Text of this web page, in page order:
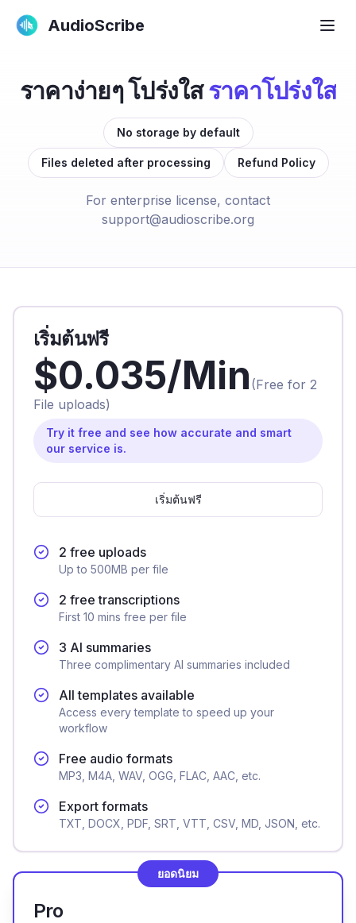
AudioScribe
ราคาง่ายๆ โปร่งใส ราคาโปร่งใส
No storage by default
Files deleted after processing Refund Policy
For enterprise license, contact
support@audioscribe.org
เริ่มต้นฟรี
$0.035/Min (Free for 2
File uploads)
Try it free and see how accurate and smart
our service is.
เริ่มต้นฟรี
2 free uploads
Up to 500MB per file
2 free transcriptions
First 10 mins free per file
3 AI summaries
Three complimentary AI summaries included
All templates available
Access every template to speed up your
workflow
Free audio formats
MP3, M4A, WAV, OGG, FLAC, AAC, etc.
Export formats
TXT, DOCX, PDF, SRT, VTT, CSV, MD, JSON, etc.
ยอดนิยม
Pro